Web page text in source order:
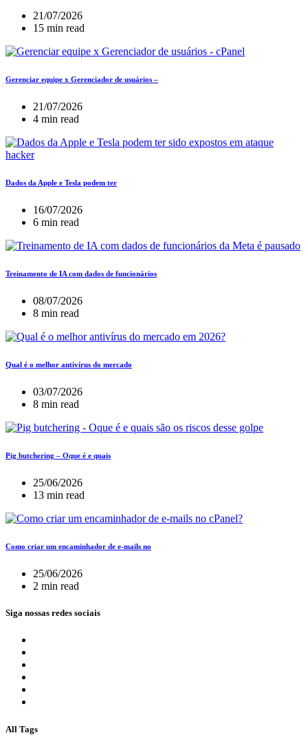
21/07/2026
15 min read
Gerenciar equipe x Gerenciador de usuários –
21/07/2026
4 min read
Dados da Apple e Tesla podem ter
16/07/2026
6 min read
Treinamento de IA com dados de funcionários
08/07/2026
8 min read
Qual é o melhor antivírus do mercado
03/07/2026
8 min read
Pig butchering – Oque é e quais
25/06/2026
13 min read
Como criar um encaminhador de e-mails no
25/06/2026
2 min read
Siga nossas redes sociais
All Tags